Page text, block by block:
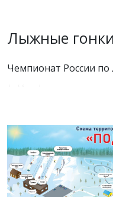
Лыжные
Чемпионат России